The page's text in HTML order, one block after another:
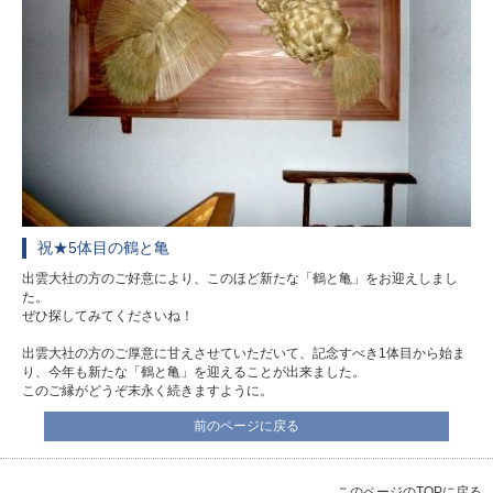
祝★5体目の鶴と亀
出雲大社の方のご好意により、このほど新たな「鶴と亀」をお迎えしまし
た。
ぜひ探してみてくださいね！
出雲大社の方のご厚意に甘えさせていただいて、記念すべき1体目から始ま
り、今年も新たな「鶴と亀」を迎えることが出来ました。
このご縁がどうぞ末永く続きますように。
前のページに戻る